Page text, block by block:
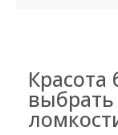
Красота
выбрать